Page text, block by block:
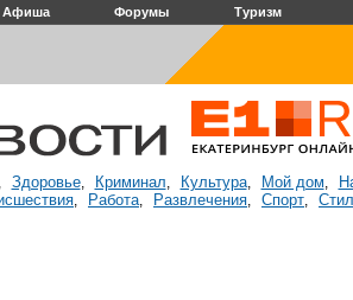
Афиша Форумы Туризм
Здоровье, Криминал, Культура, Мой дом,
, Работа, Развлечения, Спорт,